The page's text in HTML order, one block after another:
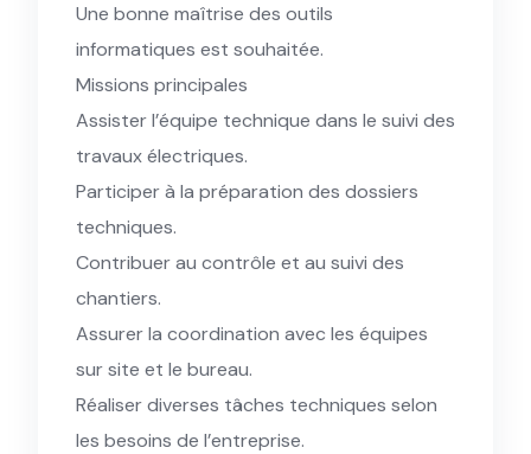
Une bonne maîtrise des outils
informatiques est souhaitée.
Missions principales
Assister l’équipe technique dans le suivi des
travaux électriques.
Participer à la préparation des dossiers
techniques.
Contribuer au contrôle et au suivi des
chantiers.
Assurer la coordination avec les équipes
sur site et le bureau.
Réaliser diverses tâches techniques selon
les besoins de l’entreprise.